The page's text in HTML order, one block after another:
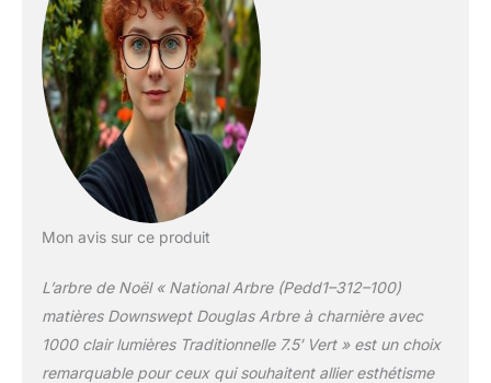
Mon avis sur ce produit
L’arbre de Noël « National Arbre (Pedd1–312–100)
matières Downswept Douglas Arbre à charnière avec
1000 clair lumières Traditionnelle 7.5′ Vert » est un choix
remarquable pour ceux qui souhaitent allier esthétisme